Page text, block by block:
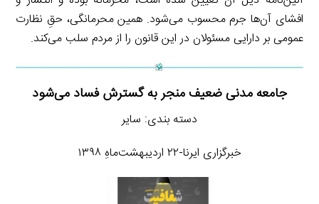
افشای آن‌ها جرم محسوب می‌شود. همین محرمانگی، حقِ نظارت
عمومی بر دارایی مسئولان در این قانون را از مردم سلب می‌کند.
جامعه مدنی ضعیف منجر به گسترش فساد می‌شود
دسته بندی: سایر
خبرگزاری ایرنا-۲۲ اردیبهشت‌ماهِ ۱۳۹۸